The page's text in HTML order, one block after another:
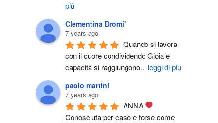
più
Clementina Dromi'
7 years ago
Quando si lavora
con il cuore condividendo Gioia e
capacità si raggiungono... leggi di più
paolo martini
7 years ago
ANNA
Conosciuta per caso e forse come